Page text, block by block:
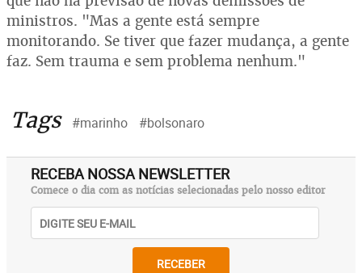
ministros. "Mas a gente está sempre
monitorando. Se tiver que fazer mudança, a gente
faz. Sem trauma e sem problema nenhum."
Tags #marinho #bolsonaro
RECEBA NOSSA NEWSLETTER
Comece o dia com as notícias selecionadas pelo nosso editor
RECEBER